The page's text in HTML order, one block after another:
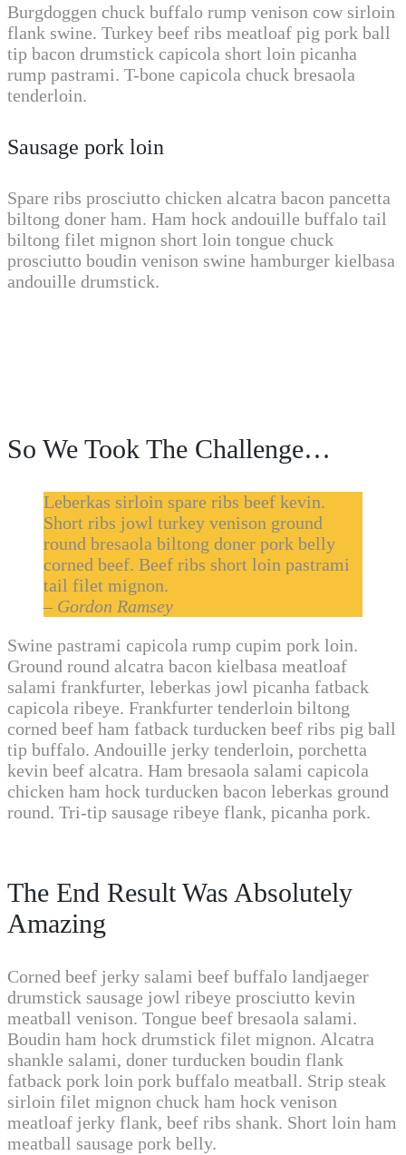
Burgdoggen chuck buffalo rump venison cow sirloin
flank swine. Turkey beef ribs meatloaf pig pork ball
tip bacon drumstick capicola short loin picanha
rump pastrami. T-bone capicola chuck bresaola
tenderloin.
Sausage pork loin
Spare ribs prosciutto chicken alcatra bacon pancetta
biltong doner ham. Ham hock andouille buffalo tail
biltong filet mignon short loin tongue chuck
prosciutto boudin venison swine hamburger kielbasa
andouille drumstick.
So We Took The Challenge…
Leberkas sirloin spare ribs beef kevin.
Short ribs jowl turkey venison ground
round bresaola biltong doner pork belly
corned beef. Beef ribs short loin pastrami
tail filet mignon.
– Gordon Ramsey
Swine pastrami capicola rump cupim pork loin.
Ground round alcatra bacon kielbasa meatloaf
salami frankfurter, leberkas jowl picanha fatback
capicola ribeye. Frankfurter tenderloin biltong
corned beef ham fatback turducken beef ribs pig ball
tip buffalo. Andouille jerky tenderloin, porchetta
kevin beef alcatra. Ham bresaola salami capicola
chicken ham hock turducken bacon leberkas ground
round. Tri-tip sausage ribeye flank, picanha pork.
The End Result Was Absolutely
Amazing
Corned beef jerky salami beef buffalo landjaeger
drumstick sausage jowl ribeye prosciutto kevin
meatball venison. Tongue beef bresaola salami.
Boudin ham hock drumstick filet mignon. Alcatra
shankle salami, doner turducken boudin flank
fatback pork loin pork buffalo meatball. Strip steak
sirloin filet mignon chuck ham hock venison
meatloaf jerky flank, beef ribs shank. Short loin ham
meatball sausage pork belly.